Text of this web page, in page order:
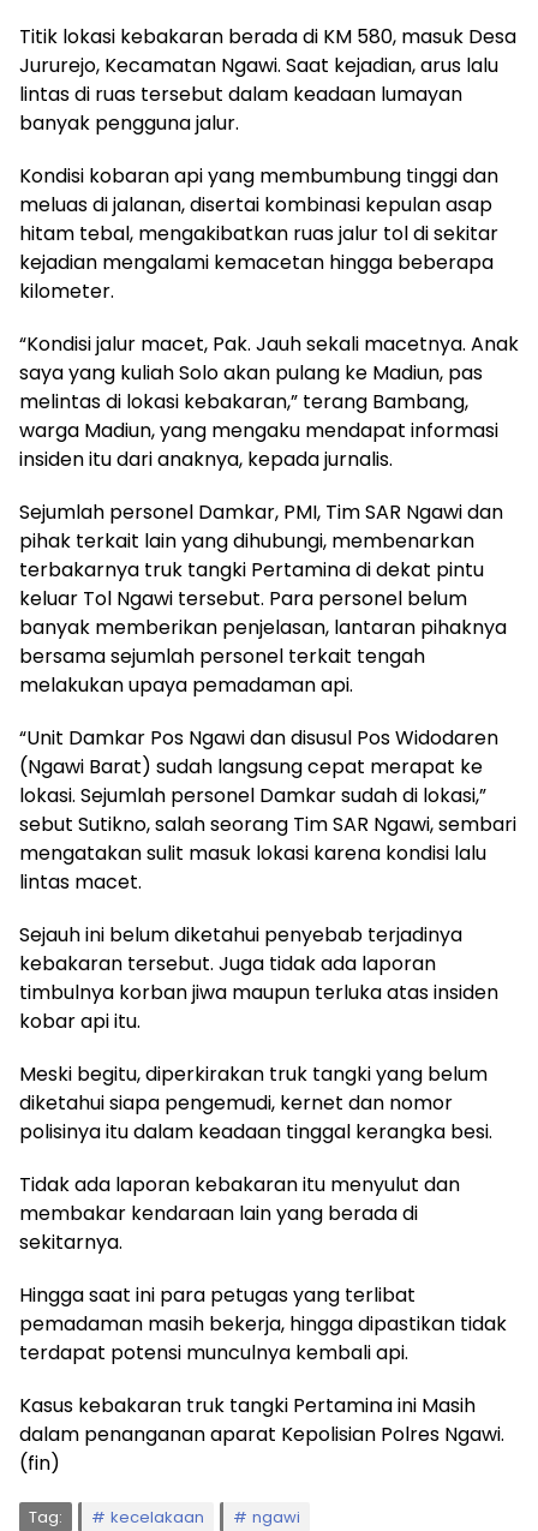
Titik lokasi kebakaran berada di KM 580, masuk Desa
Jururejo, Kecamatan Ngawi. Saat kejadian, arus lalu
lintas di ruas tersebut dalam keadaan lumayan
banyak pengguna jalur.
Kondisi kobaran api yang membumbung tinggi dan
meluas di jalanan, disertai kombinasi kepulan asap
hitam tebal, mengakibatkan ruas jalur tol di sekitar
kejadian mengalami kemacetan hingga beberapa
kilometer.
“Kondisi jalur macet, Pak. Jauh sekali macetnya. Anak
saya yang kuliah Solo akan pulang ke Madiun, pas
melintas di lokasi kebakaran,” terang Bambang,
warga Madiun, yang mengaku mendapat informasi
insiden itu dari anaknya, kepada jurnalis.
Sejumlah personel Damkar, PMI, Tim SAR Ngawi dan
pihak terkait lain yang dihubungi, membenarkan
terbakarnya truk tangki Pertamina di dekat pintu
keluar Tol Ngawi tersebut. Para personel belum
banyak memberikan penjelasan, lantaran pihaknya
bersama sejumlah personel terkait tengah
melakukan upaya pemadaman api.
“Unit Damkar Pos Ngawi dan disusul Pos Widodaren
(Ngawi Barat) sudah langsung cepat merapat ke
lokasi. Sejumlah personel Damkar sudah di lokasi,”
sebut Sutikno, salah seorang Tim SAR Ngawi, sembari
mengatakan sulit masuk lokasi karena kondisi lalu
lintas macet.
Sejauh ini belum diketahui penyebab terjadinya
kebakaran tersebut. Juga tidak ada laporan
timbulnya korban jiwa maupun terluka atas insiden
kobar api itu.
Meski begitu, diperkirakan truk tangki yang belum
diketahui siapa pengemudi, kernet dan nomor
polisinya itu dalam keadaan tinggal kerangka besi.
Tidak ada laporan kebakaran itu menyulut dan
membakar kendaraan lain yang berada di
sekitarnya.
Hingga saat ini para petugas yang terlibat
pemadaman masih bekerja, hingga dipastikan tidak
terdapat potensi munculnya kembali api.
Kasus kebakaran truk tangki Pertamina ini Masih
dalam penanganan aparat Kepolisian Polres Ngawi.
(fin)
Tag: kecelakaan ngawi